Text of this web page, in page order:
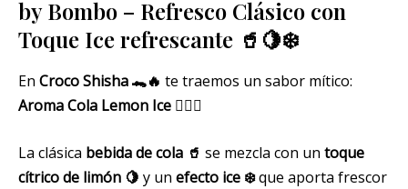
by Bombo – Refresco Clásico con
Toque Ice refrescante 🥤🍋❄️
En Croco Shisha 🐊🔥 te traemos un sabor mítico:
Aroma Cola Lemon Ice 😮‍💨💚
La clásica bebida de cola 🥤 se mezcla con un toque
cítrico de limón 🍋 y un efecto ice ❄️que aporta frescor